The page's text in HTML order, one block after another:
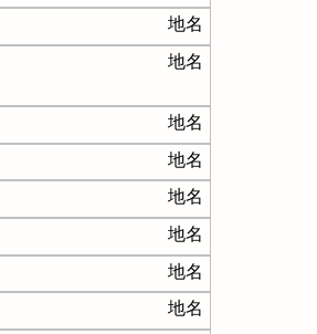
地名
地名
地名
地名
地名
地名
地名
地名